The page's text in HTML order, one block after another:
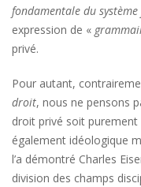
fondamentale du
expression de «
privé.
Pour autant,
droit, nous ne pensons
droit privé soit
également idéologique
l’a démontré Charles
division des champs